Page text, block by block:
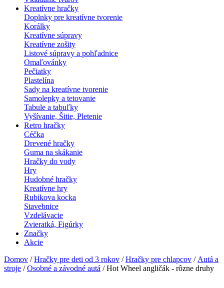
Kreatívne hračky
Doplnky pre kreatívne tvorenie
Korálky
Kreatívne súpravy
Kreatívne zošity
Listové súpravy a pohľadnice
Omaľovánky
Pečiatky
Plastelína
Sady na kreatívne tvorenie
Samolepky a tetovanie
Tabule a tabuľky
Vyšívanie, Šitie, Pletenie
Retro hračky
Céčka
Drevené hračky
Guma na skákanie
Hračky do vody
Hry
Hudobné hračky
Kreatívne hry
Rubikova kocka
Stavebnice
Vzdelávacie
Zvieratká, Figúrky
Značky
Akcie
Domov /Hračky pre deti od 3 rokov /Hračky pre chlapcov / Autá a
stroje /Osobné a závodné autá / Hot Wheel angličák - rôzne druhy